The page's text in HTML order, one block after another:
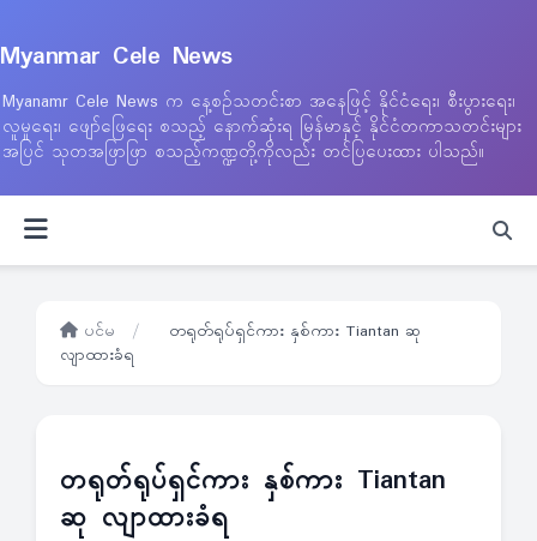
Myanmar Cele News
Myanamr Cele News က နေ့စဉ်သတင်းစာ အနေဖြင့် နိုင်ငံရေး၊ စီးပွားရေး၊
လူမှုရေး၊ ဖျော်ဖြေရေး စသည့် နောက်ဆုံးရ မြန်မာနှင့် နိုင်ငံတကာသတင်းများ
အပြင် သုတအဖြာဖြာ စသည့်ကဏ္ဍတို့ကိုလည်း တင်ပြပေးထား ပါသည်။
ပင်မ /
တရုတ်ရုပ်ရှင်ကား နှစ်ကား Tiantan ဆု
လျာထားခံရ
တရုတ်ရုပ်ရှင်ကား နှစ်ကား Tiantan
ဆု လျာထားခံရ